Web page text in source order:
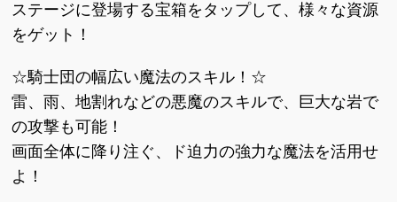
ステージに登場する宝箱をタップして、様々な資源
をゲット！
☆騎士団の幅広い魔法のスキル！☆
雷、雨、地割れなどの悪魔のスキルで、巨大な岩で
の攻撃も可能！
画面全体に降り注ぐ、ド迫力の強力な魔法を活用せ
よ！